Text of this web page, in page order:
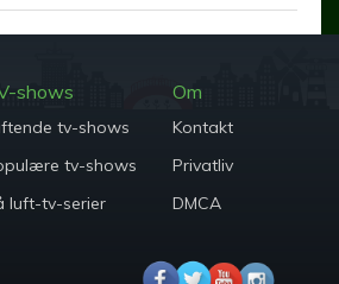
shows
tv-shows
tv-shows
luft-tv-serier
Om
Kontakt
Privatliv
DMCA